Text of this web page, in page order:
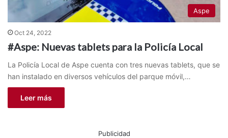
Aspe
Oct 24, 2022
#Aspe: Nuevas tablets para la Policía Local
La Policía Local de Aspe cuenta con tres nuevas tablets, que se
han instalado en diversos vehículos del parque móvil,…
Leer más
Publicidad